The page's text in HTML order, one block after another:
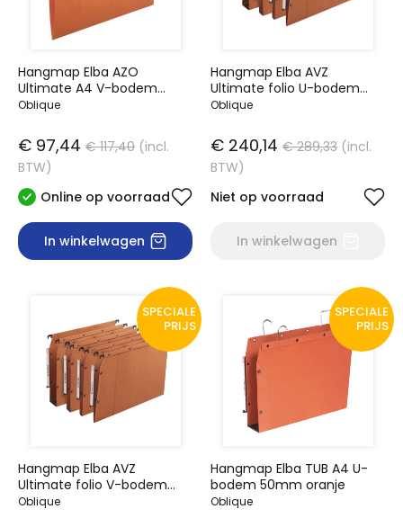
Hangmap Elba AZO
Ultimate A4 V-bodem
oranje
Oblique
€ 97,44 € 117,40 (incl.
BTW)
Online op voorraad
In winkelwagen
Hangmap Elba AVZ
Ultimate folio U-bodem
30mm oranje
Oblique
€ 240,14 € 289,33 (incl.
BTW)
Niet op voorraad
In winkelwagen
SPECIALE
PRIJS
Hangmap Elba AVZ
Ultimate folio V-bodem
oranje
Oblique
SPECIALE
PRIJS
Hangmap Elba TUB A4 U-
bodem 50mm oranje
Oblique